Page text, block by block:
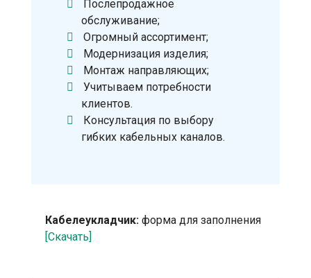
Послепродажное
обслуживание;
Огромный ассортимент;
Модернизация изделия;
Монтаж направляющих;
Учитываем потребности
клиентов.
Консультация по выбору
гибких кабельных каналов.
Кабелеукладчик: форма для заполнения
[Скачать]